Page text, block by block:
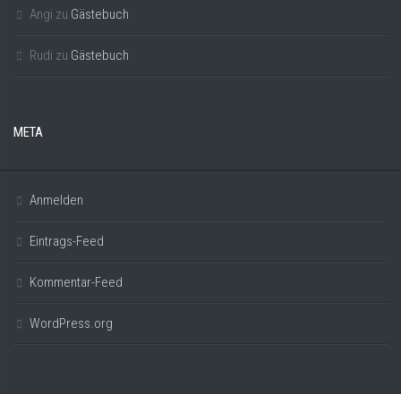
Angi zu Gästebuch
Rudi zu Gästebuch
META
Anmelden
Eintrags-Feed
Kommentar-Feed
WordPress.org